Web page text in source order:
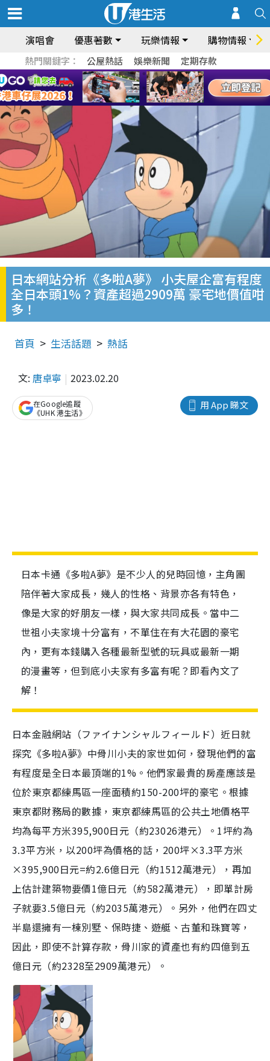
演唱會 優惠著數 玩樂情報 購物情報
熱門關鍵字： 公屋熱話 娛樂新聞 定期存款
日本網站分析《多啦A夢》 小夫屋企富有程度
全日本頭1%？資產超過2909萬 豪宅地價值咁
多！
首頁 生活話題 熱話
文: 唐卓寧 2023.02.20
用 App 睇文
在Google追蹤
《UHK 港生活》
日本卡通《多啦A夢》是不少人的兒時回憶，主角團
陪伴著大家成長，幾人的性格、背景亦各有特色，
像是大家的好朋友一樣，與大家共同成長。當中二
世祖小夫家境十分富有，不單住在有大花園的豪宅
內，更有本錢購入各種最新型號的玩具或最新一期
的漫畫等，但到底小夫家有多富有呢？即看內文了
解！
日本金融網站（ファイナンシャルフィールド）近日就
探究《多啦A夢》中骨川小夫的家世如何，發現他們的富
有程度是全日本最頂端的1%。他們家最貴的房產應該是
位於東京都練馬區一座面積約150-200坪的豪宅。根據
東京都財務局的數據，東京都練馬區的公共土地價格平
均為每平方米395,900日元（約23026港元）。1坪約為
3.3平方米，以200坪為價格的話，200坪×3.3平方米
×395,900日元=約2.6億日元（約1512萬港元），再加
上估計建築物要價1億日元（約582萬港元），即單計房
子就要3.5億日元（約2035萬港元）。另外，他們在四丈
半島還擁有一棟別墅、保時捷、遊艇、古董和珠寶等，
因此，即使不計算存款，骨川家的資產也有約四億到五
億日元（約2328至2909萬港元）。